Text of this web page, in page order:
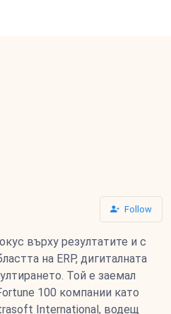
Follow
върху резултатите и с
на ERP, дигиталната
Той е заемал
100 компании като
International, водещ